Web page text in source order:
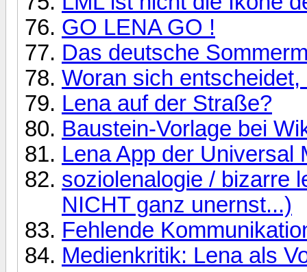
GO LENA GO !
Das deutsche
Woran sich
Lena auf der Straße?
Baustein-Vorlage bei
Lena App der Universal
soziolenalogie / bizarre
NICHT ganz unernst...)
Fehlende
Medienkritik: Lena als